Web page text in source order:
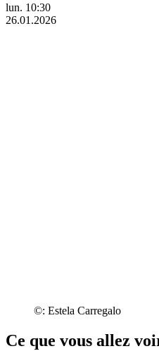
lun. 10:30
26.01.2026
©: Estela Carregalo
Ce que vous allez